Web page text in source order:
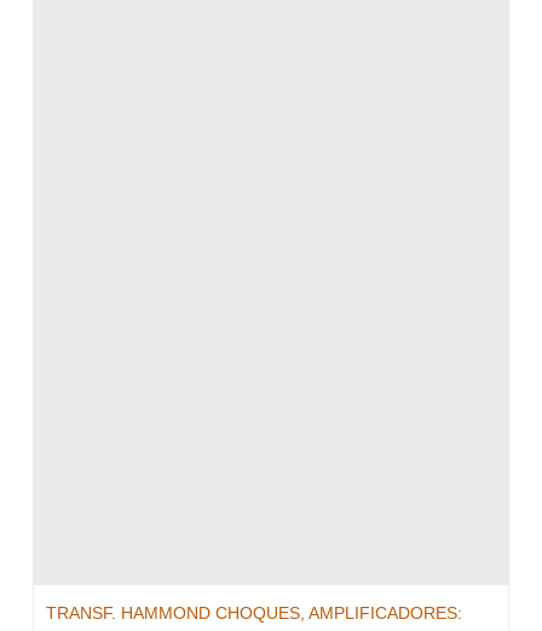
TRANSF. HAMMOND CHOQUES, AMPLIFICADORES: